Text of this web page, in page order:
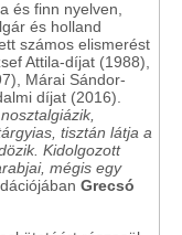
és finn nyelven,
és holland
számos elismerést
Attila-díjat (1988),
Márai Sándor-
díjat (2016).
tisztán látja a
Kidolgozott
mégis egy
Grecsó